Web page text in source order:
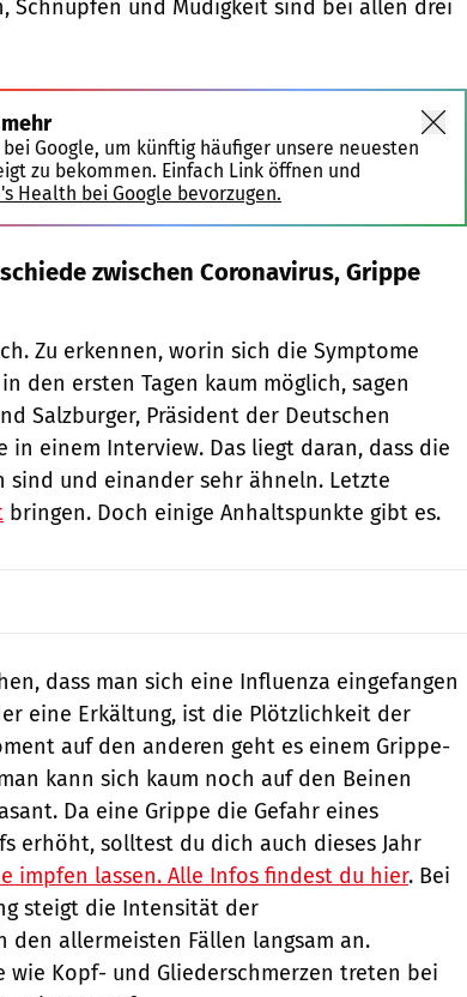
Schnupfen und Müdigkeit sind bei allen drei
Google, um künftig häufiger unsere neuesten
zu bekommen. Einfach Link öffnen und
Health bei Google bevorzugen.
zwischen Coronavirus, Grippe
Zu erkennen, worin sich die Symptome
den ersten Tagen kaum möglich, sagen
Salzburger, Präsident der Deutschen
in einem Interview. Das liegt daran, dass die
sind und einander sehr ähneln. Letzte
bringen. Doch einige Anhaltspunkte gibt es.
dass man sich eine Influenza eingefangen
eine Erkältung, ist die Plötzlichkeit der
auf den anderen geht es einem Grippe-
kann sich kaum noch auf den Beinen
Da eine Grippe die Gefahr eines
erhöht, solltest du dich auch dieses Jahr
impfen lassen. Alle Infos findest du hier. Bei
steigt die Intensität der
den allermeisten Fällen langsam an.
wie Kopf- und Gliederschmerzen treten bei